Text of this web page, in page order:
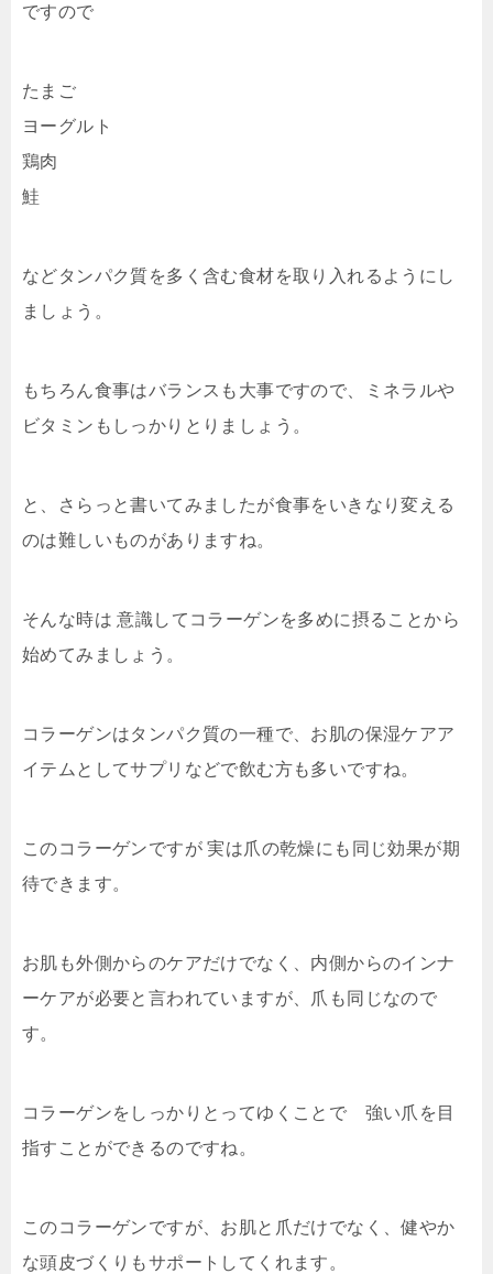
ですので
たまご
ヨーグルト
鶏肉
鮭
などタンパク質を多く含む食材を取り入れるようにし
ましょう。
もちろん食事はバランスも大事ですので、ミネラルや
ビタミンもしっかりとりましょう。
と、さらっと書いてみましたが食事をいきなり変える
のは難しいものがありますね。
そんな時は 意識してコラーゲンを多めに摂ることから
始めてみましょう。
コラーゲンはタンパク質の一種で、お肌の保湿ケアア
イテムとしてサプリなどで飲む方も多いですね。
このコラーゲンですが 実は爪の乾燥にも同じ効果が期
待できます。
お肌も外側からのケアだけでなく、内側からのインナ
ーケアが必要と言われていますが、爪も同じなので
す。
コラーゲンをしっかりとってゆくことで 強い爪を目
指すことができるのですね。
このコラーゲンですが、お肌と爪だけでなく、健やか
な頭皮づくりもサポートしてくれます。